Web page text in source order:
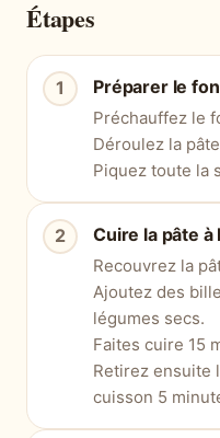
Étapes
Préparer le
Préchauffez le
Déroulez la
Piquez toute la
Cuire la pâte à
Recouvrez la
Ajoutez des
légumes secs.
Faites cuire 15
Retirez ensuite
cuisson 5